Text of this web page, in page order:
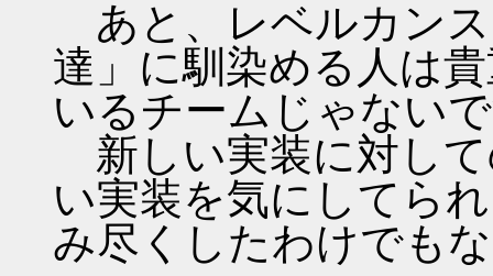
あと、レベルカン
達」に馴染める人は
いるチームじゃない
新しい実装に対し
い実装を気にしてら
み尽くしたわけでも